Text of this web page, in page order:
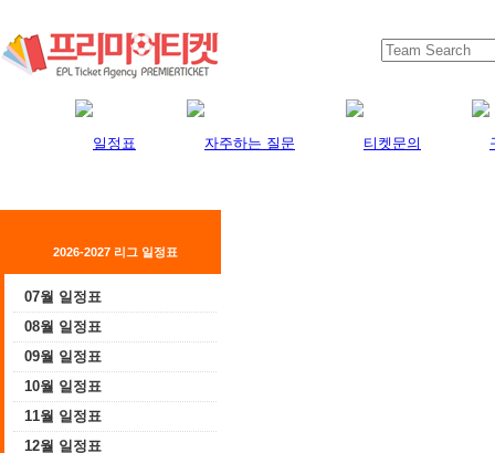
2026-2027 리그 일정표
07월 일정표
08월 일정표
09월 일정표
10월 일정표
11월 일정표
12월 일정표